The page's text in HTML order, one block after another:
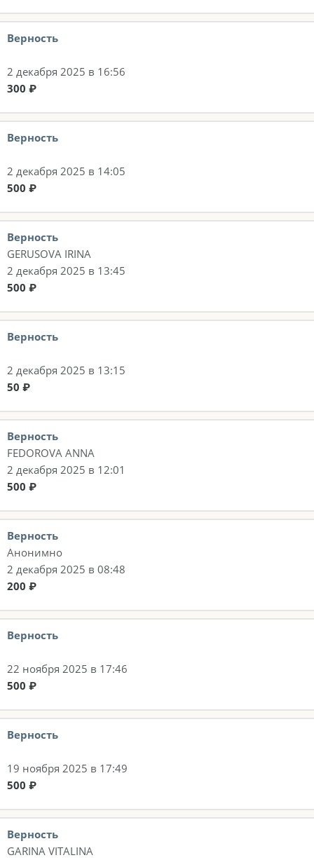
Верность
2 декабря 2025 в 16:56
300 ₽
Верность
2 декабря 2025 в 14:05
500 ₽
Верность
GERUSOVA IRINA
2 декабря 2025 в 13:45
500 ₽
Верность
2 декабря 2025 в 13:15
50 ₽
Верность
FEDOROVA ANNA
2 декабря 2025 в 12:01
500 ₽
Верность
Анонимно
2 декабря 2025 в 08:48
200 ₽
Верность
22 ноября 2025 в 17:46
500 ₽
Верность
19 ноября 2025 в 17:49
500 ₽
Верность
GARINA VITALINA